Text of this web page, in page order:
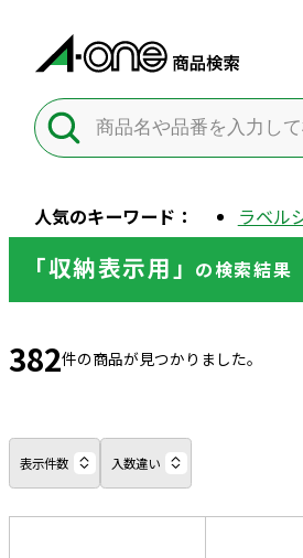
人気のキーワード： ラベル
「収納表示用」 の検索結果
382件の商品が見つかりました。
表示件数 入数違い